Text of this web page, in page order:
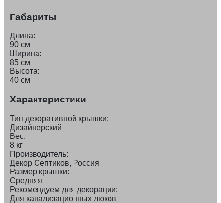
Габариты
Длина:
90 см
Ширина:
85 см
Высота:
40 см
Характеристики
Тип декоративной крышки:
Дизайнерский
Вес:
8 кг
Производитель:
Декор Септиков, Россия
Размер крышки:
Средняя
Рекомендуем для декорации:
Для канализационных люков